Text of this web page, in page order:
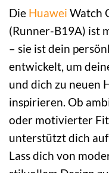
Die Huawei Watch
(Runner-B19A) ist
– sie ist dein
entwickelt, um
und dich zu neuen
inspirieren. Ob
oder motivierter
unterstützt dich
Lass dich von